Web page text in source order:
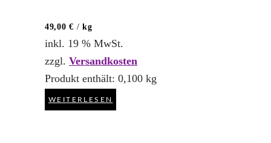
49,00€ /kg
inkl. 19 % MwSt.
zzgl. Versandkosten
Produkt enthält: 0,100 kg
WEITERLESEN